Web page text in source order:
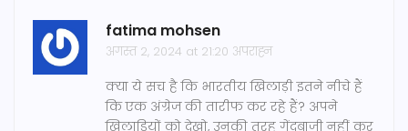
fatima mohsen
अगस्त 2, 2024 at 21:20 अपराह्न
क्या ये सच है कि भारतीय खिलाड़ी इतने नीचे हैं
कि एक अंग्रेज की तारीफ कर रहे हैं? अपने
खिलाड़ियों को देखो, उनकी तरह गेंदबाजी नहीं कर